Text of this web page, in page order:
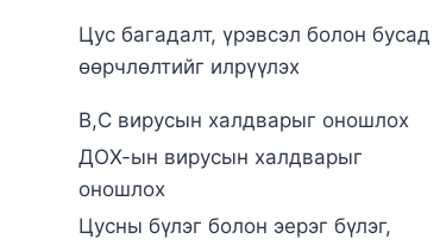
Цус багадалт, үрэвсэл болон бусад
өөрчлөлтийг илрүүлэх
В,С вирусын халдварыг оношлох
ДОХ-ын вирусын халдварыг
оношлох
Цусны бүлэг болон эерэг бүлэг,